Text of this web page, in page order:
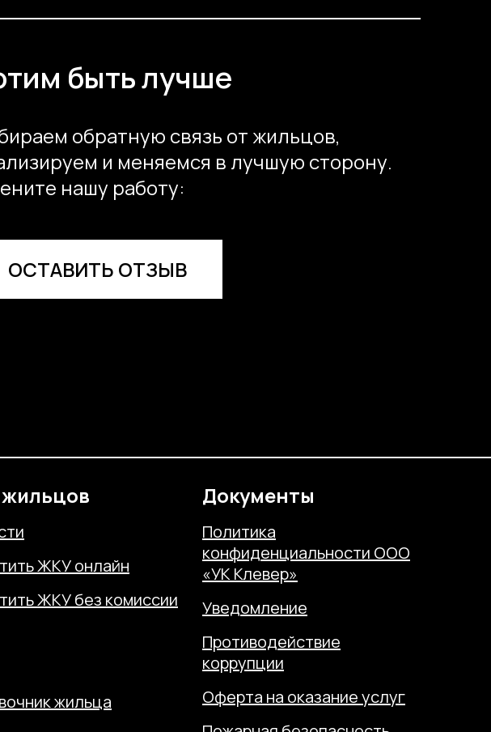
быть лучше
обратную связь от жильцов,
и меняемся в лучшую сторону.
нашу работу:
ОСТАВИТЬ ОТЗЫВ
ЖКУ онлайн
ЖКУ без комиссии
жильца
Документы
Политика
конфиденциальности ООО
«УК Клевер»
Уведомление
Противодействие
коррупции
Оферта на оказание услуг